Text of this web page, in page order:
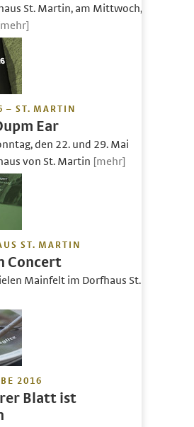
St. Martin, am Mittwoch,
ST. MARTIN
Ear
den 22. und 29. Mai
von St. Martin [mehr]
ST. MARTIN
Concert
Mainfelt im Dorfhaus St.
2016
Blatt ist